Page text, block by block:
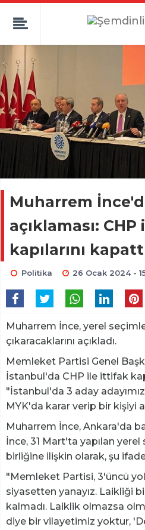
Muharrem
açıklaması:
kapılarını
Politika 26 Ocak 2024 -
Muharrem İnce, yerel
çıkaracaklarını açıkladı.
Memleket Partisi Genel
İstanbul'da CHP ile ittifak
"İstanbul'da 3 aday
MYK'da karar verip bir kişiyi
Muharrem İnce, Ankara'da
İnce, 31 Mart'ta yapılan
birliğine ilişkin olarak, şu
"Memleket Partisi, 3'üncü
siyasetten yanayız. Laikliği
kalmadı. Laiklik olmazsa
diye bir vilayetimiz yoktur,